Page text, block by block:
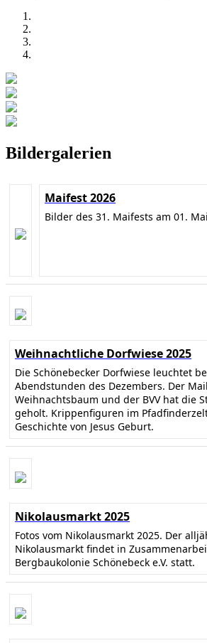
Bildergalerien
Maifest 2026
Bilder des 31. Maifests am 01.
Weihnachtliche Dorfwiese 2025
Die Schönebecker Dorfwiese leuchtet
Abendstunden des Dezembers. Der
Weihnachtsbaum und der BVV hat die
geholt. Krippenfiguren im
Geschichte von Jesus Geburt.
Nikolausmarkt 2025
Fotos vom Nikolausmarkt 2025. Der
Nikolausmarkt findet in
Bergbaukolonie Schönebeck e.V. statt.